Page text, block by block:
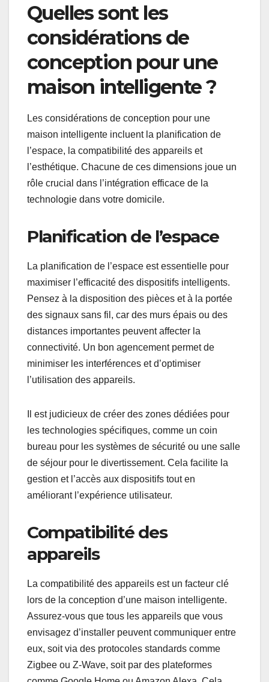
Quelles sont les
considérations de
conception pour une
maison intelligente ?
Les considérations de conception pour une
maison intelligente incluent la planification de
l’espace, la compatibilité des appareils et
l’esthétique. Chacune de ces dimensions joue un
rôle crucial dans l’intégration efficace de la
technologie dans votre domicile.
Planification de l’espace
La planification de l’espace est essentielle pour
maximiser l’efficacité des dispositifs intelligents.
Pensez à la disposition des pièces et à la portée
des signaux sans fil, car des murs épais ou des
distances importantes peuvent affecter la
connectivité. Un bon agencement permet de
minimiser les interférences et d’optimiser
l’utilisation des appareils.
Il est judicieux de créer des zones dédiées pour
les technologies spécifiques, comme un coin
bureau pour les systèmes de sécurité ou une salle
de séjour pour le divertissement. Cela facilite la
gestion et l’accès aux dispositifs tout en
améliorant l’expérience utilisateur.
Compatibilité des
appareils
La compatibilité des appareils est un facteur clé
lors de la conception d’une maison intelligente.
Assurez-vous que tous les appareils que vous
envisagez d’installer peuvent communiquer entre
eux, soit via des protocoles standards comme
Zigbee ou Z-Wave, soit par des plateformes